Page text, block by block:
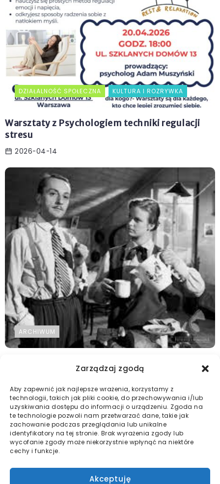
Zarządzaj zgodą
Aby zapewnić jak najlepsze wrażenia, korzystamy z
technologii, takich jak pliki cookie, do przechowywania i/lub
uzyskiwania dostępu do informacji o urządzeniu. Zgoda na
te technologie pozwoli nam przetwarzać dane, takie jak
zachowanie podczas przeglądania lub unikalne
identyfikatory na tej stronie. Brak wyrażenia zgody lub
wycofanie zgody może niekorzystnie wpłynąć na niektóre
cechy i funkcje.
Akceptuję
DZIAŁALNOŚĆ SPOŁECZNA KULTURA I ROZRYWKA
Warsztaty z Psychologiem techniki regulacji
stresu
2026-04-14
ARCHIWUM
Zapraszamy w dniu 13.08.2024 r. godz. 20:30
2024-08-13
Ogłoszenia SpółdzielniWydarzeniaKultura i rozrywka
Działalność społeczna
O nasZarząd spółdzielni